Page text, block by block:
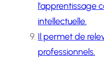
l’apprentissage
intellectuelle.
Il permet de
professionnels.